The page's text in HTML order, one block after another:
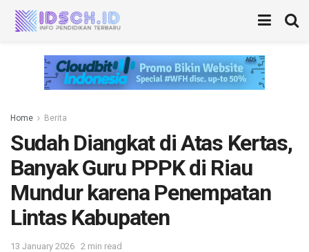
Home Berita
Sudah Diangkat di Atas Kertas,
Banyak Guru PPPK di Riau
Mundur karena Penempatan
Lintas Kabupaten
13 January 2026 2 min read